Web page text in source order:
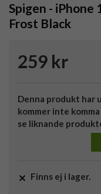
Spigen - iPhone
Frost Black
259 kr
Denna produkt har
kommer inte
se liknande
Finns ej i lager.